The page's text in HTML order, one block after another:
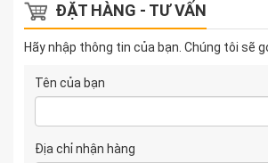
ĐẶT HÀNG - TƯ VẤN
Hãy nhập thông tin của bạn. Chúng tôi sẽ
Tên của bạn
Địa chỉ nhận hàng